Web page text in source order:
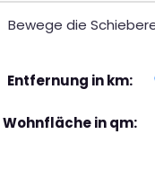
Bewege die
Entfernung in km:
Wohnfläche in qm: